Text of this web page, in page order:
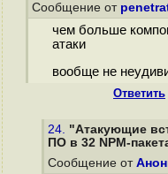
Сообщение от
чем больше
атаки
вообще не
Ответить
24. "Атакующие
ПО в 32 NPM-
Сообщение от